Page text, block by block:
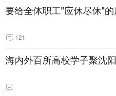
要给全体职工"应休尽休"
121
海内外百所高校学子聚沈阳